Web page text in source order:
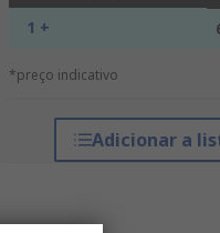
1 +
*preço indicativo
Adicionar a